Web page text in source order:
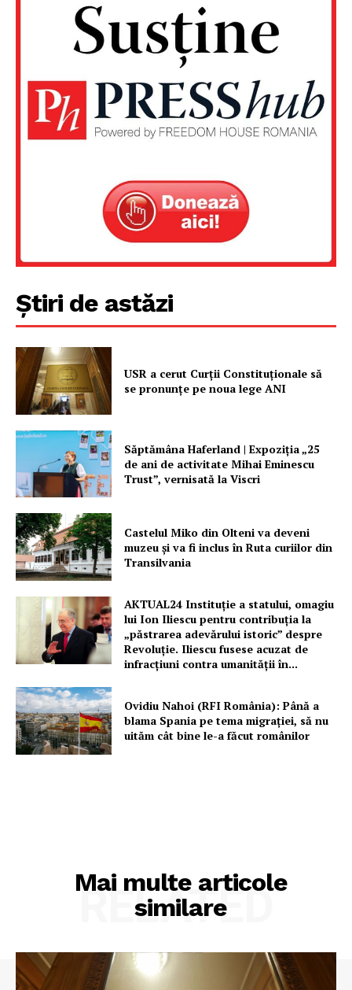
Un proiect
FREEDOM HOUSE ROMÂNIA
PRESShub
Despre noi / Echipa
Proiecte editoriale
Rețea
Știri de astăzi
USR a cerut Curții Constituționale să
se pronunțe pe noua lege ANI
Săptămâna Haferland | Expoziţia „25
de ani de activitate Mihai Eminescu
Trust”, vernisată la Viscri
Castelul Miko din Olteni va deveni
muzeu şi va fi inclus în Ruta curiilor din
Transilvania
AKTUAL24 Instituție a statului, omagiu
lui Ion Iliescu pentru contribuția la
„păstrarea adevărului istoric” despre
Revoluție. Iliescu fusese acuzat de
infracțiuni contra umanității în...
Ovidiu Nahoi (RFI România): Până a
blama Spania pe tema migrației, să nu
uităm cât bine le-a făcut românilor
Mai multe articole
similare
RELATED